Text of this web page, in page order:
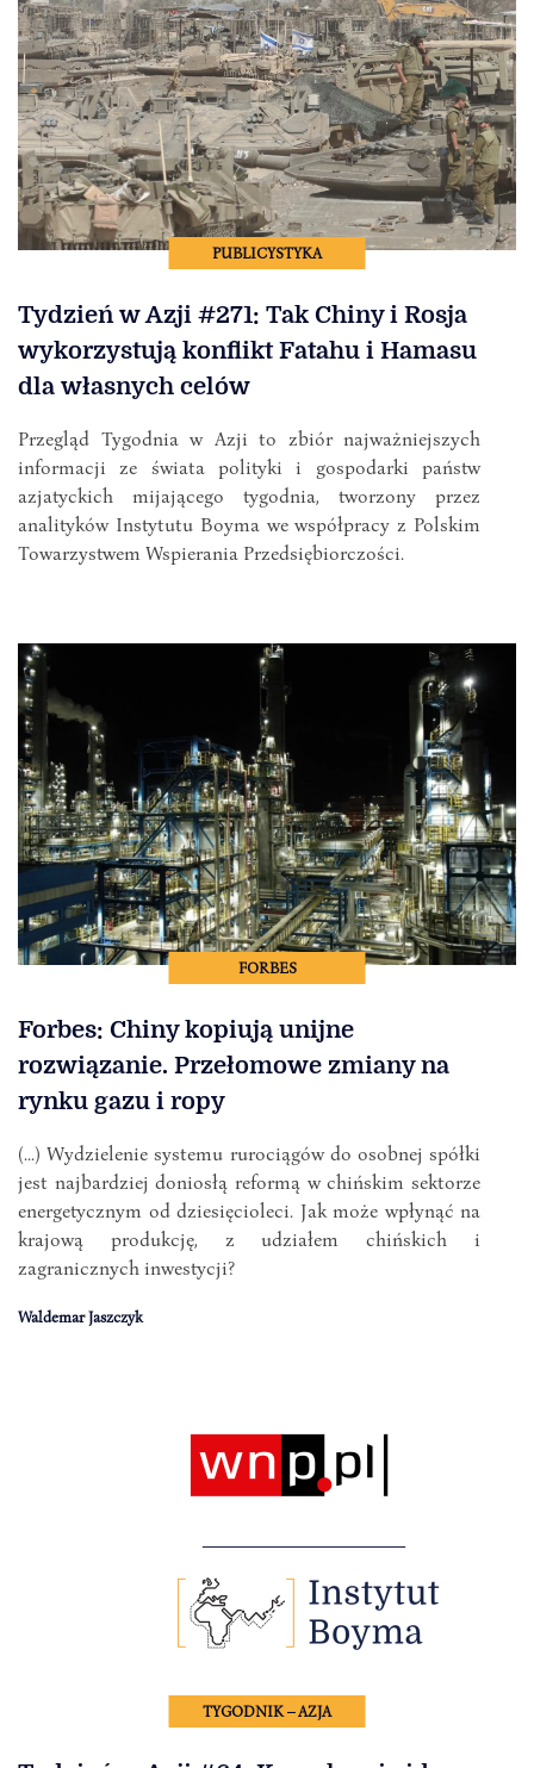
PUBLICYSTYKA
Tydzień w Azji #271: Tak Chiny i Rosja
wykorzystują konflikt Fatahu i Hamasu
dla własnych celów
Przegląd Tygodnia w Azji to zbiór najważniejszych
informacji ze świata polityki i gospodarki państw
azjatyckich mijającego tygodnia, tworzony przez
analityków Instytutu Boyma we współpracy z Polskim
Towarzystwem Wspierania Przedsiębiorczości.
FORBES
Forbes: Chiny kopiują unijne
rozwiązanie. Przełomowe zmiany na
rynku gazu i ropy
(...) Wydzielenie systemu rurociągów do osobnej spółki
jest najbardziej doniosłą reformą w chińskim sektorze
energetycznym od dziesięcioleci. Jak może wpłynąć na
krajową produkcję, z udziałem chińskich i
zagranicznych inwestycji?
Waldemar Jaszczyk
TYGODNIK – AZJA